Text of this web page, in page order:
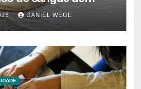
ferradura em testes
DANIEL WEGE